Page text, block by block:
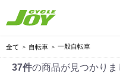
全て 自転車 一般自転車
37件の商品が見つかりま